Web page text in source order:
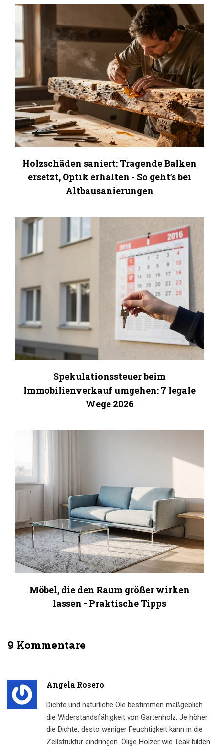
Holzschäden saniert: Tragende Balken
ersetzt, Optik erhalten - So geht’s bei
Altbausanierungen
Spekulationssteuer beim
Immobilienverkauf umgehen: 7 legale
Wege 2026
Möbel, die den Raum größer wirken
lassen - Praktische Tipps
9 Kommentare
Angela Rosero
Dichte und natürliche Öle bestimmen maßgeblich
die Widerstandsfähigkeit von Gartenholz. Je höher
die Dichte, desto weniger Feuchtigkeit kann in die
Zellstruktur eindringen. Ölige Hölzer wie Teak bilden